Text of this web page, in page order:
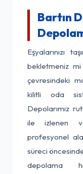
Bartın
Eşyalarınızı
bekletmeniz
çevresindeki
kilitli oda
Depolarımız
ile izlenen
profesyonel
süreci
depolama